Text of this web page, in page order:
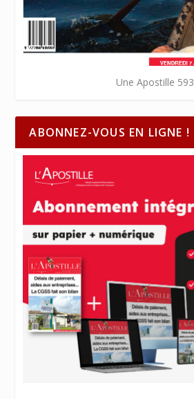
Une Apostille 593
ABONNEZ-VOUS EN LIGNE !